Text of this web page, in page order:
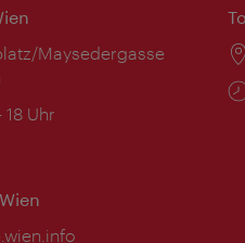
Maysedergasse
Uhr